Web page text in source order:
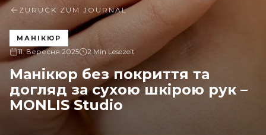
ZURÜCK ZUM JOURNAL
МАНІКЮР
11. Вересня 2025 2 Min Lesezeit
Манікюр без покриття та
догляд за сухою шкірою рук –
MONLIS Studio